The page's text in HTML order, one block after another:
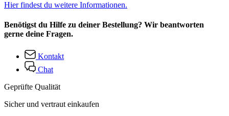
Hier findest du weitere Informationen.
Benötigst du Hilfe zu deiner Bestellung? Wir beantworten
gerne deine Fragen.
Kontakt
Chat
Geprüfte Qualität
Sicher und vertraut einkaufen